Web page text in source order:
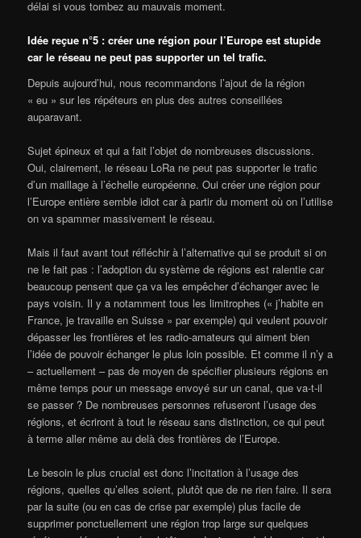
délai si vous tombez au mauvais moment.
Idée reçue n°5 : créer une région pour l’Europe est stupide
car le réseau ne peut pas supporter un tel trafic.
Depuis aujourd’hui, nous recommandons l’ajout de la région
« eu » sur les répéteurs en plus des autres conseillées
auparavant.
Sujet épineux et qui a fait l’objet de nombreuses discussions.
Oui, clairement, le réseau LoRa ne peut pas supporter le trafic
d’un maillage à l’échelle européenne. Oui créer une région pour
l’Europe entière semble idiot car à partir du moment où on l’utilise
on va spammer massivement le réseau.
Mais il faut avant tout réfléchir à l’alternative qui se produit si on
ne le fait pas : l’adoption du système de régions est ralentie car
beaucoup pensent que ça va les empêcher d’échanger avec le
pays voisin. Il y a notamment tous les limitrophes (« j’habite en
France, je travaille en Suisse » par exemple) qui veulent pouvoir
dépasser les frontières et les radio-amateurs qui aiment bien
l’idée de pouvoir échanger le plus loin possible. Et comme il n’y a
– actuellement – pas de moyen de spécifier plusieurs régions en
même temps pour un message envoyé sur un canal, que va-t-il
se passer ? De nombreuses personnes refuseront l’usage des
régions, et écriront à tout le réseau sans distinction, ce qui peut
à terme aller même au delà des frontières de l’Europe.
Le besoin le plus crucial est donc l’incitation à l’usage des
régions, quelles qu’elles soient, plutôt que de ne rien faire. Il sera
par la suite (ou en cas de crise par exemple) plus facile de
supprimer ponctuellement une région trop large sur quelques